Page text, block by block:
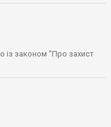
із законом "Про захист